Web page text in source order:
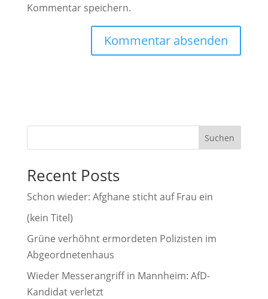
Kommentar speichern.
r
t
i
e
:
Suchen
Recent Posts
Schon wieder: Afghane sticht auf Frau ein
(kein Titel)
Grüne verhöhnt ermordeten Polizisten im
Abgeordnetenhaus
Wieder Messerangriff in Mannheim: AfD-
Kandidat verletzt